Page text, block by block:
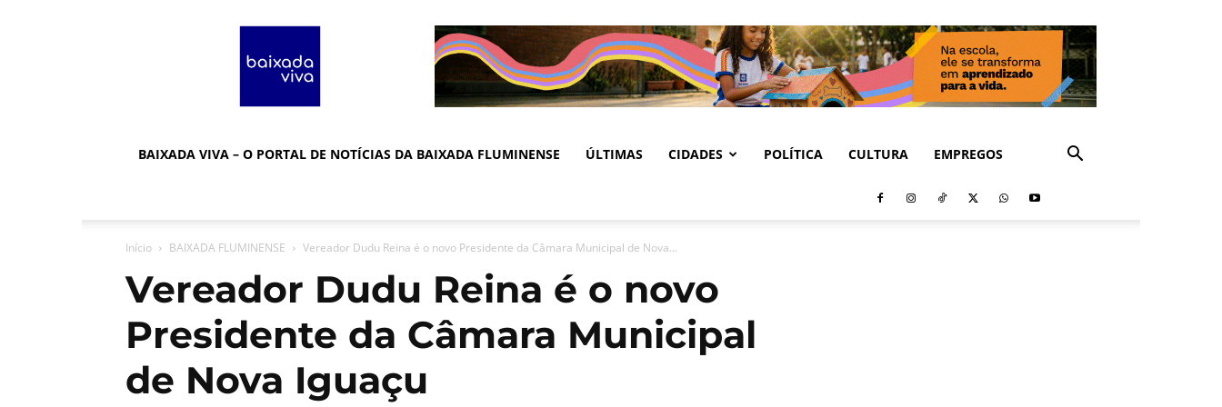
Viva
BAIXADA VIVA – O PORTAL DE NOTÍCIAS DA BAIXADA FLUMINENSE ÚLTIMAS CIDADES POLÍTICA CULTURA EMPREGOS
Início BAIXADA FLUMINENSE Vereador Dudu Reina é o novo Presidente da Câmara Municipal de Nova...
Vereador Dudu Reina é o novo
Presidente da Câmara Municipal
de Nova Iguaçu